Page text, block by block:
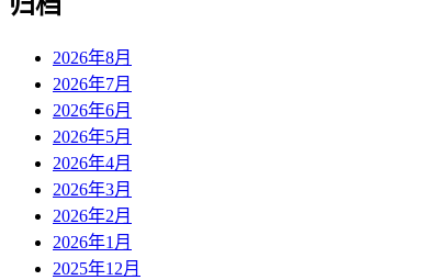
2026年8月
2026年7月
2026年6月
2026年5月
2026年4月
2026年3月
2026年2月
2026年1月
2025年12月